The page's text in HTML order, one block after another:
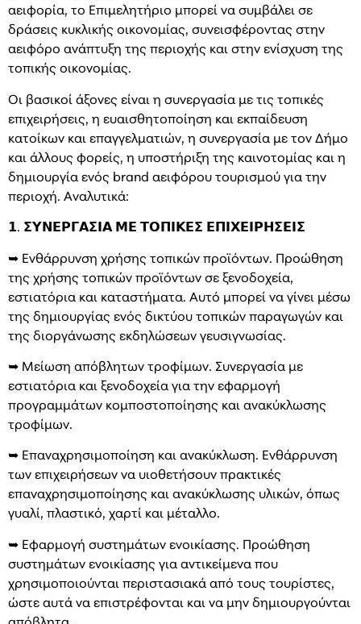
αειφορία, το Επιμελητήριο μπορεί να συμβάλει σε
δράσεις κυκλικής οικονομίας, συνεισφέροντας στην
αειφόρο ανάπτυξη της περιοχής και στην ενίσχυση της
τοπικής οικονομίας.
Οι βασικοί άξονες είναι η συνεργασία με τις τοπικές
επιχειρήσεις, η ευαισθητοποίηση και εκπαίδευση
κατοίκων και επαγγελματιών, η συνεργασία με τον Δήμο
και άλλους φορείς, η υποστήριξη της καινοτομίας και η
δημιουργία ενός brand αειφόρου τουρισμού για την
περιοχή. Αναλυτικά:
𝟭. 𝝨𝝪𝝢𝝚𝝦𝝘𝝖𝝨𝝞𝝖 𝝡𝝚 𝝩𝝤𝝥𝝞𝝟𝝚𝝨 𝝚𝝥𝝞𝝬𝝚𝝞𝝦𝝜𝝨𝝚𝝞𝝨
➥ Ενθάρρυνση χρήσης τοπικών προϊόντων. Προώθηση
της χρήσης τοπικών προϊόντων σε ξενοδοχεία,
εστιατόρια και καταστήματα. Αυτό μπορεί να γίνει μέσω
της δημιουργίας ενός δικτύου τοπικών παραγωγών και
της διοργάνωσης εκδηλώσεων γευσιγνωσίας.
➥ Μείωση απόβλητων τροφίμων. Συνεργασία με
εστιατόρια και ξενοδοχεία για την εφαρμογή
προγραμμάτων κομποστοποίησης και ανακύκλωσης
τροφίμων.
➥ Επαναχρησιμοποίηση και ανακύκλωση. Ενθάρρυνση
των επιχειρήσεων να υιοθετήσουν πρακτικές
επαναχρησιμοποίησης και ανακύκλωσης υλικών, όπως
γυαλί, πλαστικό, χαρτί και μέταλλο.
➥ Εφαρμογή συστημάτων ενοικίασης. Προώθηση
συστημάτων ενοικίασης για αντικείμενα που
χρησιμοποιούνται περιστασιακά από τους τουρίστες,
ώστε αυτά να επιστρέφονται και να μην δημιουργούνται